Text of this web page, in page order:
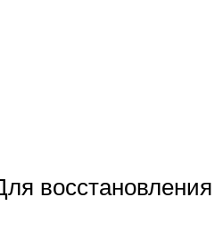
восстановления